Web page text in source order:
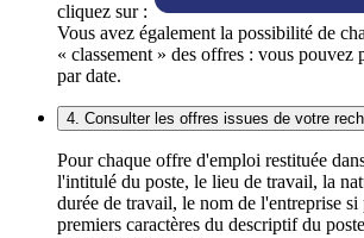
cliquez sur :
Vous avez également la possibilité de
« classement » des offres : vous pouvez
par date.
4. Consulter les offres issues de votre
Pour chaque offre d'emploi restituée
l'intitulé du poste, le lieu de travail, la
durée de travail, le nom de l'entreprise si
premiers caractères du descriptif du